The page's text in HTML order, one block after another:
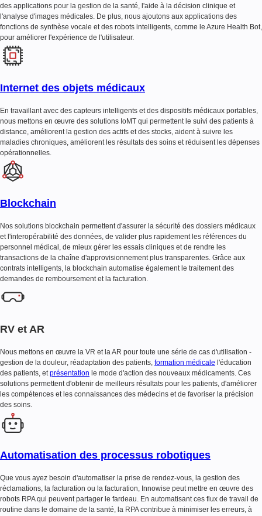
des applications pour la gestion de la santé, l'aide à la décision clinique et
l'analyse d'images médicales. De plus, nous ajoutons aux applications des
fonctions de synthèse vocale et des robots intelligents, comme le Azure Health Bot,
pour améliorer l'expérience de l'utilisateur.
Internet des objets médicaux
En travaillant avec des capteurs intelligents et des dispositifs médicaux portables,
nous mettons en œuvre des solutions IoMT qui permettent le suivi des patients à
distance, améliorent la gestion des actifs et des stocks, aident à suivre les
maladies chroniques, améliorent les résultats des soins et réduisent les dépenses
opérationnelles.
Blockchain
Nos solutions blockchain permettent d'assurer la sécurité des dossiers médicaux
et l'interopérabilité des données, de valider plus rapidement les références du
personnel médical, de mieux gérer les essais cliniques et de rendre les
transactions de la chaîne d'approvisionnement plus transparentes. Grâce aux
contrats intelligents, la blockchain automatise également le traitement des
demandes de remboursement et la facturation.
RV et AR
Nous mettons en œuvre la VR et la AR pour toute une série de cas d'utilisation -
gestion de la douleur, réadaptation des patients, formation médicale l'éducation
des patients, et présentation le mode d'action des nouveaux médicaments. Ces
solutions permettent d'obtenir de meilleurs résultats pour les patients, d'améliorer
les compétences et les connaissances des médecins et de favoriser la précision
des soins.
Automatisation des processus robotiques
Que vous ayez besoin d'automatiser la prise de rendez-vous, la gestion des
réclamations, la facturation ou la facturation, Innowise peut mettre en œuvre des
robots RPA qui peuvent partager le fardeau. En automatisant ces flux de travail de
routine dans le domaine de la santé, la RPA contribue à minimiser les erreurs, à